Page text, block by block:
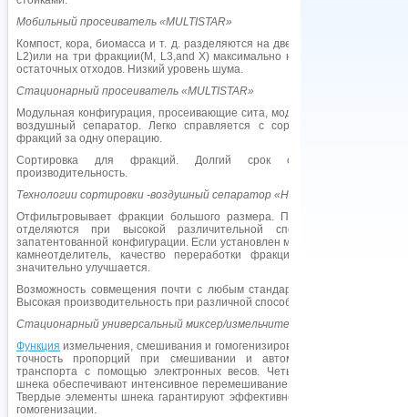
Мобильный просеиватель «MULTISTAR»
Компост, кора, биомасса и т. д. разделяются на две фракции (EASYSTAR,
L2)или на три фракции(M, L3,and X) максимально надежно. Просеивание
остаточных отходов. Низкий уровень шума.
Стационарный просеиватель «MULTISTAR»
Модульная конфигурация, просеивающие сита, модульная конфигурация,
воздушный сепаратор. Легко справляется с сортировкой до четырех
фракций за одну операцию.
Сортировка для фракций. Долгий срок службы и высокая
производительность.
Технологии сортировки -воздушный сепаратор «HURRIKAN
Отфильтровывает фракции большого размера. Пластиковые элементы
отделяются при высокой различительной способности благодаря
запатентованной конфигурации. Если установлен магнитный сепаратор и
камнеотделитель, качество переработки фракций большого размера
значительно улучшается.
Возможность совмещения почти с любым стандартным просеивателем.
Высокая производительность при различной способности (свыше 90%).
Стационарный универсальный миксер/измельчитель «
Функция измельчения, смешивания и гомогенизирования в одной машине,
точность пропорций при смешивании и автоматизация приемного
транспорта с помощью электронных весов. Четыре элетропроводных
шнека обеспечивают интенсивное перемешивание исходного материала.
Твердые элементы шнека гарантируют эффективность при дроблении, и
гомогенизации.